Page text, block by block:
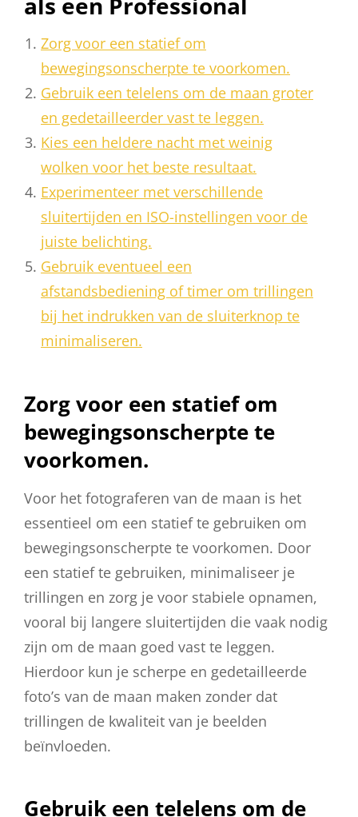
Zorg voor een statief om
bewegingsonscherpte te voorkomen.
Gebruik een telelens om de maan groter
en gedetailleerder vast te leggen.
Kies een heldere nacht met weinig
wolken voor het beste resultaat.
Experimenteer met verschillende
sluitertijden en ISO-instellingen voor de
juiste belichting.
Gebruik eventueel een
afstandsbediening of timer om trillingen
bij het indrukken van de sluiterknop te
minimaliseren.
Zorg voor een statief om
bewegingsonscherpte te
voorkomen.
Voor het fotograferen van de maan is het
essentieel om een statief te gebruiken om
bewegingsonscherpte te voorkomen. Door
een statief te gebruiken, minimaliseer je
trillingen en zorg je voor stabiele opnamen,
vooral bij langere sluitertijden die vaak nodig
zijn om de maan goed vast te leggen.
Hierdoor kun je scherpe en gedetailleerde
foto’s van de maan maken zonder dat
trillingen de kwaliteit van je beelden
beïnvloeden.
Gebruik een telelens om de